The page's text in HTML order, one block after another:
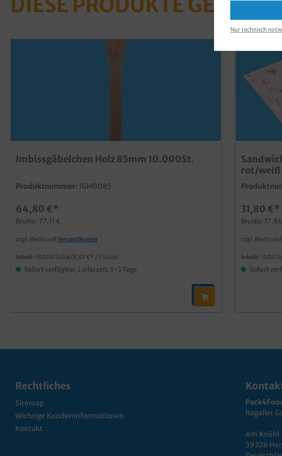
Imbissgäbelchen Holz 85mm 10.000St.
Produktnummer: IGH0085
64,80 €*
Brutto: 77,11 €
zzgl. MwSt und Versandkosten
Inhalt: 10000 Stück (0,01 €* / 1 Stück)
Sofort verfügbar, Lieferzeit: 1-3 Tage
rot/
31,80 €*
Brutto:
zzgl. MwSt und
Inhalt: 1000
Sofort
Rechtliches
Sitemap
Wichtige Kundeninformationen
Kontakt
Ragaller
Am Knühl
39326
Nur technisch